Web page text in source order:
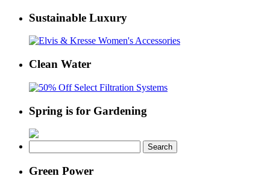
Sustainable Luxury
Clean Water
Spring is for Gardening
for:
Green Power